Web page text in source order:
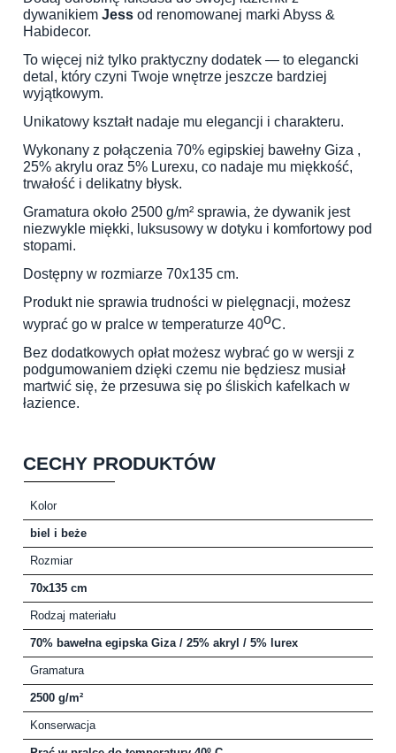
dywanikiem Jess od renomowanej marki Abyss &
Habidecor.
To więcej niż tylko praktyczny dodatek — to elegancki
detal, który czyni Twoje wnętrze jeszcze bardziej
wyjątkowym.
Unikatowy kształt nadaje mu elegancji i charakteru.
Wykonany z połączenia 70% egipskiej bawełny Giza ,
25% akrylu oraz 5% Lurexu, co nadaje mu miękkość,
trwałość i delikatny błysk.
Gramatura około 2500 g/m² sprawia, że dywanik jest
niezwykle miękki, luksusowy w dotyku i komfortowy pod
stopami.
Dostępny w rozmiarze 70x135 cm.
Produkt nie sprawia trudności w pielęgnacji, możesz
wyprać go w pralce w temperaturze 40oC.
Bez dodatkowych opłat możesz wybrać go w wersji z
podgumowaniem dzięki czemu nie będziesz musiał
martwić się, że przesuwa się po śliskich kafelkach w
łazience.
CECHY PRODUKTÓW
Kolor
biel i beże
Rozmiar
70x135 cm
Rodzaj materiału
70% bawełna egipska Giza / 25% akryl / 5% lurex
Gramatura
2500 g/m²
Konserwacja